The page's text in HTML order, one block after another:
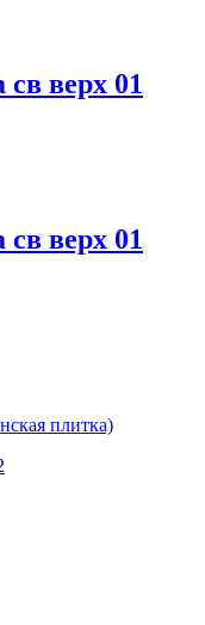
верх 01
верх 01
плитка)